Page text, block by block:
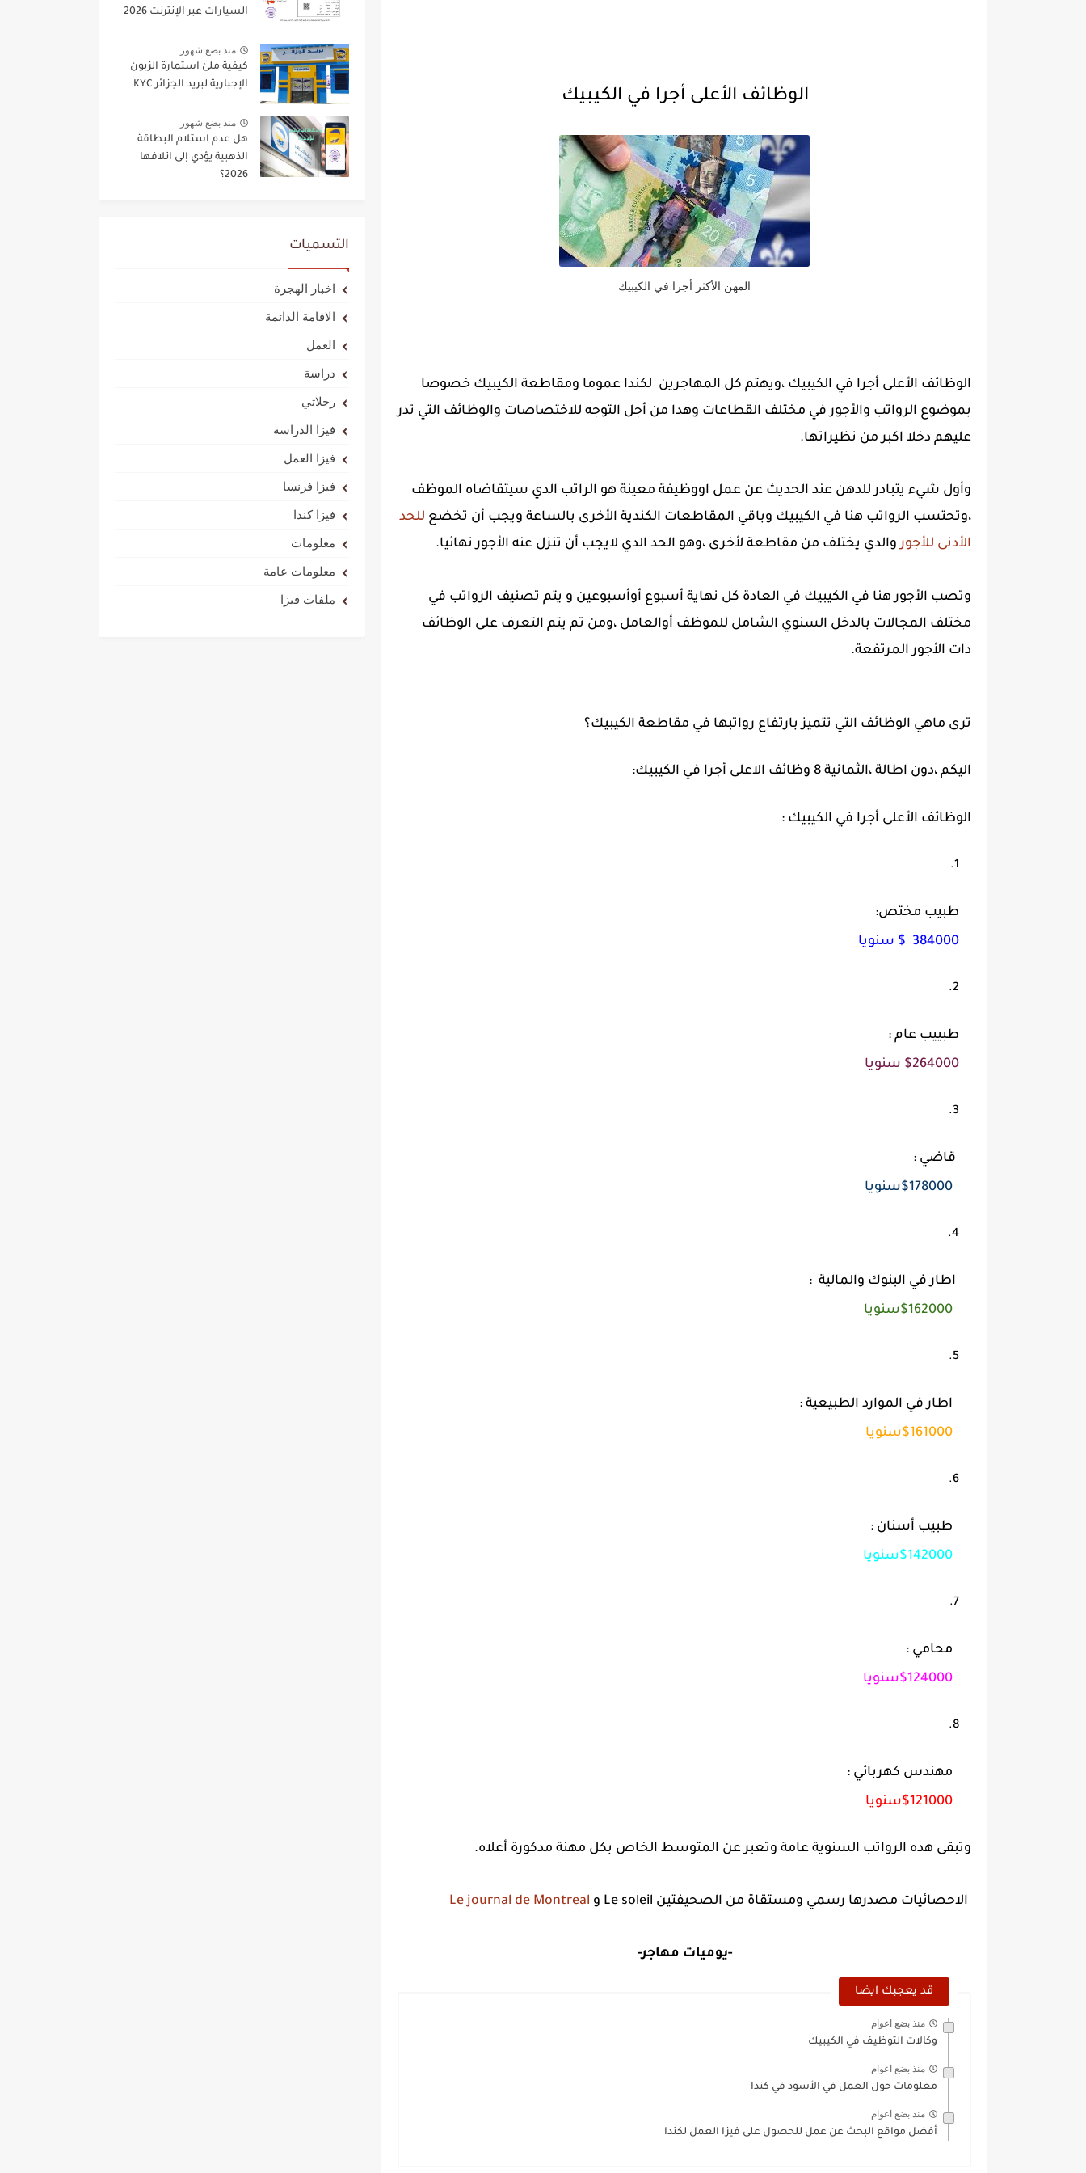
الوظائف الأعلى أجرا في الكيبيك
المهن الأكثر أجرا في الكيبيك
الوظائف الأعلى أجرا في الكيبيك ،ويهتم كل المهاجرين لكندا عموما ومقاطعة الكيبيك خصوصا
بموضوع الرواتب والأجور في مختلف القطاعات وهدا من أجل التوجه للاختصاصات والوظائف التي تدر
عليهم دخلا اكبر من نظيراتها.
وأول شيء يتبادر للدهن عند الحديث عن عمل اووظيفة معينة هو الراتب الدي سيتقاضاه الموظف
،وتحتسب الرواتب هنا في الكيبيك وباقي المقاطعات الكندية الأخرى بالساعة ويجب أن تخضع للحد
الأدنى للأجوروالدي يختلف من مقاطعة لأخرى ،وهو الحد الدي لايجب أن تنزل عنه الأجور نهائيا.
وتصب الأجور هنا في الكيبيك في العادة كل نهاية أسبوع أوأسبوعين و يتم تصنيف الرواتب في
مختلف المجالات بالدخل السنوي الشامل للموظف أوالعامل ،ومن تم يتم التعرف على الوظائف
دات الأجور المرتفعة.
ترى ماهي الوظائف التي تتميز بارتفاع رواتبها في مقاطعة الكيبيك؟
اليكم ،دون اطالة ،الثمانية 8 وظائف الاعلى أجرا في الكيبيك:
الوظائف الأعلى أجرا في الكيبيك :
طبيب مختص:
384000 $ سنويا
طبييب عام :
$264000 سنويا
قاضي :
اطار في البنوك والمالية :
$162000سنويا
اطار في الموارد الطبيعية :
$161000سنويا
طبيب أسنان :
$142000سنويا
محامي :
$124000سنويا
مهندس كهربائي :
$121000سنويا
وتبقى هده الرواتب السنوية عامة وتعبر عن المتوسط الخاص بكل مهنة مدكورة أعلاه.
الاحصائيات مصدرها رسمي ومستقاة من الصحيفتين Le soleil و Le journal de Montreal
-يوميات مهاجر-
قد يعجبك ايضا
منذ بضع اعوام
وكالات التوظيف في الكيبيك
منذ بضع اعوام
معلومات حول العمل في الأسود في كندا
منذ بضع اعوام
أفضل مواقع البحث عن عمل للحصول على فيزا العمل لكندا
السيارات عبر الإنترنت 2026
منذ بضع شهور
كيفية ملئ استمارة الزبون
الإجبارية لبريد الجزائر KYC
منذ بضع شهور
هل عدم استلام البطاقة
الذهبية يؤدي إلى اتلافها
2026؟
التسميات
اخبار الهجرة
الاقامة الدائمة
العمل
دراسة
رحلاتي
فيزا الدراسة
فيزا العمل
فيزا فرنسا
فيزا كندا
معلومات
معلومات عامة
ملفات فيزا